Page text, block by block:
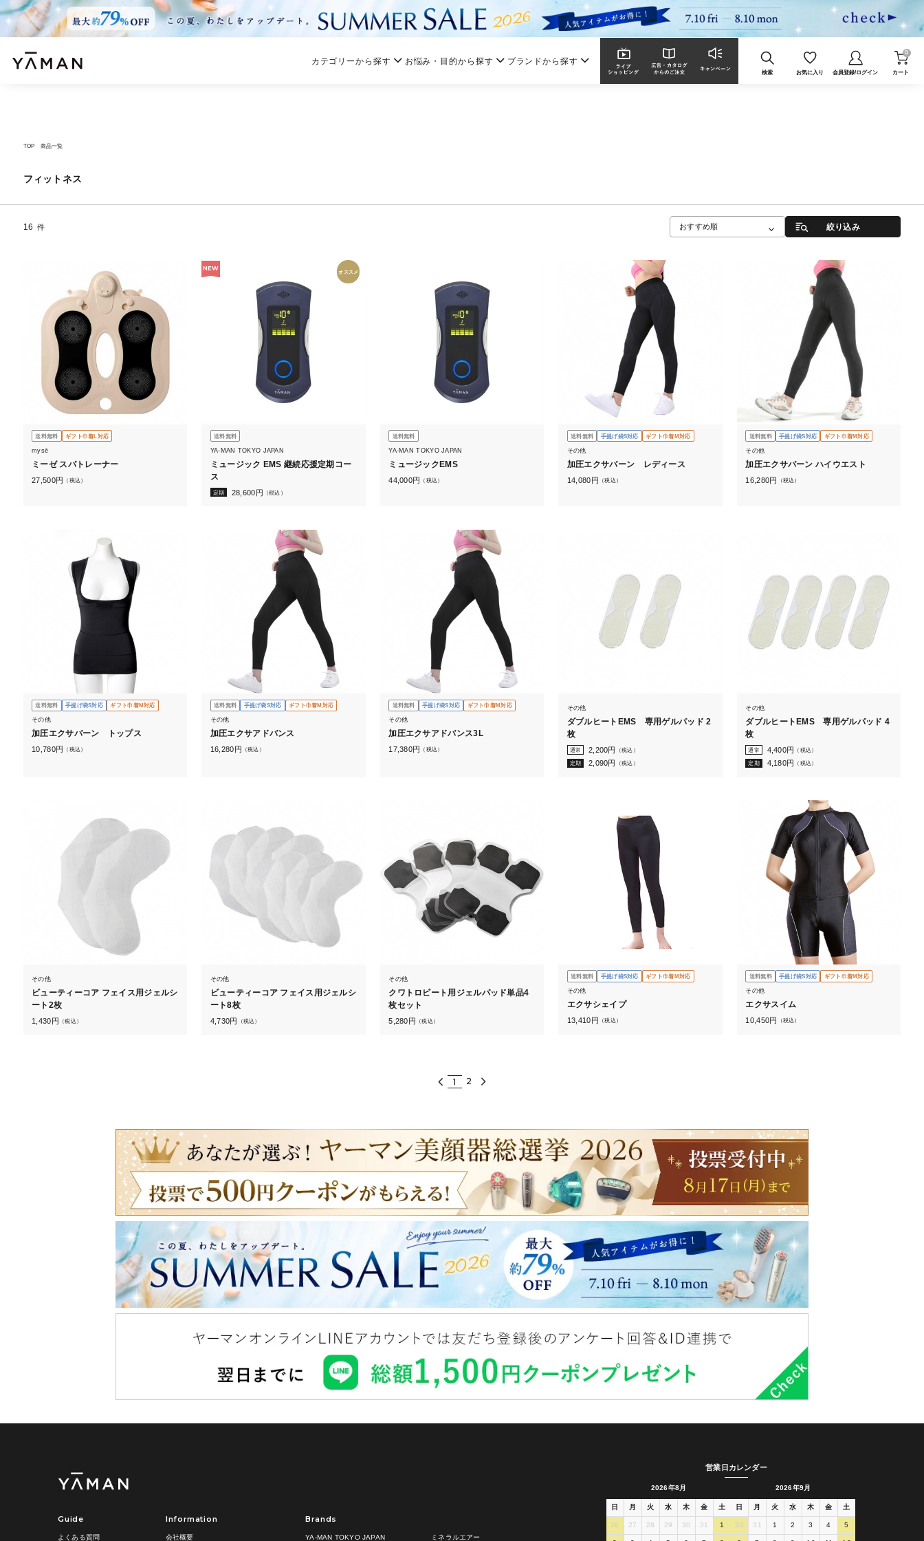
カテゴリーから探す お悩み・目的から探す ブランドから探す
検索 お気に入り 会員登録/ログイン カート
0
TOP 商品一覧
フィットネス
16 件 おすすめ順 絞り込み
送料無料 ギフト巾着L対応
mysē
ミーゼ スパトレーナー
27,500円 （税込）
NEW オススメ
送料無料
YA-MAN TOKYO JAPAN
ミュージック EMS 継続応援定期コー
ス
定期 28,600円 （税込）
送料無料
YA-MAN TOKYO JAPAN
ミュージックEMS
44,000円 （税込）
送料無料 手提げ袋S対応 ギフト巾着M対応
その他
加圧エクサバーン レディース
14,080円 （税込）
送料無料 手提げ袋S対応 ギフト巾着M対応
その他
加圧エクサバーン ハイウエスト
16,280円 （税込）
送料無料 手提げ袋S対応 ギフト巾着M対応
その他
加圧エクサバーン トップス
10,780円 （税込）
送料無料 手提げ袋S対応 ギフト巾着M対応
その他
加圧エクサアドバンス
16,280 円 （税込）
送料無料 手提げ袋S対応 ギフト巾着M対応
その他
加圧エクサアドバンス3L
17,380円 （税込）
その他
ダブルヒートEMS 専用ゲルパッド 2
枚
通常 2,200円
（税込）
定期
2,090円 （税込）
その他
ダブルヒートEMS 専用ゲルパッド 4
枚
通常 4,400円 （税込）
定期
4,180円 （税込）
その他
ビューティーコア フェイス用ジェルシ
ート2枚
1,430円 （税込）
その他
ビューティーコア フェイス用ジェルシ
ート8枚
4,730円 （税込）
その他
クワトロビート用ジェルパッド単品4
枚セット
5,280円 （税込）
送料無料 手提げ袋S対応 ギフト巾着M対応
その他
エクサシェイプ
13,410円 （税込）
送料無料 手提げ袋S対応 ギフト巾着M対応
その他
エクサスイム
10,450円 （税込）
1 2
Guide
よくある質問
Information
会社概要
Brands
YA-MAN TOKYO JAPAN ミネラルエアー
営業日カレンダー
2026年8月
日 月 火 水 木 金 土
26 27 28 29 30 31 1
2026年9月
日 月 火 水 木 金 土
30 31 1 2 3 4 5